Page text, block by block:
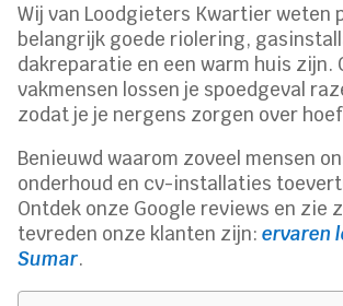
Wij van Loodgieters Kwartier weten
belangrijk goede riolering,
dakreparatie en een warm huis zijn.
vakmensen lossen je spoedgeval
zodat je je nergens zorgen over
Benieuwd waarom zoveel mensen
onderhoud en cv-installaties
Ontdek onze Google reviews en zie
tevreden onze klanten zijn:ervaren
Sumar.